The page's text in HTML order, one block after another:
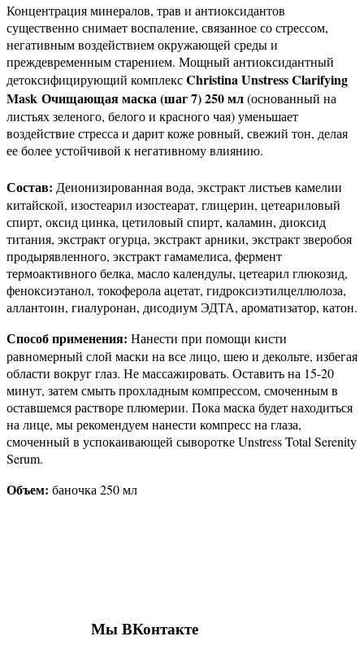
Концентрация минералов, трав и антиоксидантов
существенно снимает воспаление, связанное со стрессом,
негативным воздействием окружающей среды и
преждевременным старением. Мощный антиоксидантный
детоксифицирующий комплексChristina Unstress Clarifying
Mask Очищающая маска (шаг 7) 250 мл(основанный на
листьях зеленого, белого и красного чая) уменьшает
воздействие стресса и дарит коже ровный, свежий тон, делая
ее более устойчивой к негативному влиянию.
Состав: Деионизированная вода, экстракт листьев камелии
китайской, изостеарил изостеарат, глицерин, цетеариловый
спирт, оксид цинка, цетиловый спирт, каламин, диоксид
титания, экстракт огурца, экстракт арники, экстракт зверобоя
продырявленного, экстракт гамамелиса, фермент
термоактивного белка, масло календулы, цетеарил глюкозид,
феноксиэтанол, токоферола ацетат, гидроксиэтилцеллюлоза,
аллантоин, гиалуронан, дисодиум ЭДТА, ароматизатор, катон.
Способ применения: Нанести при помощи кисти
равномерный слой маски на все лицо, шею и декольте, избегая
области вокруг глаз. Не массажировать. Оставить на 15-20
минут, затем смыть прохладным компрессом, смоченным в
оставшемся растворе плюмерии. Пока маска будет находиться
на лице, мы рекомендуем нанести компресс на глаза,
смоченный в успокаивающей сыворотке Unstress Total Serenity
Serum.
Объем: баночка 250 мл
Мы ВКонтакте